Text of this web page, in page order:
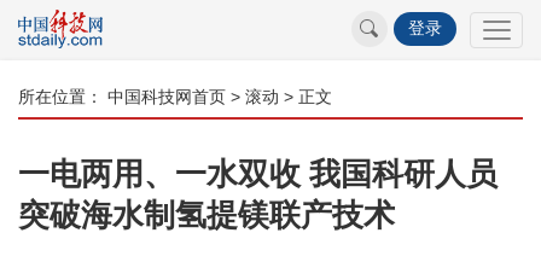
登录
所在位置： 中国科技网首页 > 滚动 > 正文
一电两用、一水双收 我国科研人员
突破海水制氢提镁联产技术